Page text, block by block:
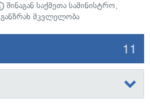
შინაგან საქმეთა სამინისტრო,
განზრახ მკვლელობა
11